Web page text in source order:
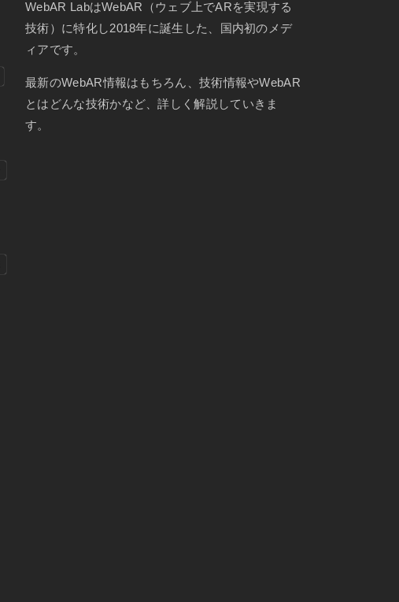
WebAR LabはWebAR（ウェブ上でARを実現する
技術）に特化し2018年に誕生した、国内初のメデ
ィアです。
最新のWebAR情報はもちろん、技術情報やWebAR
とはどんな技術かなど、詳しく解説していきま
す。